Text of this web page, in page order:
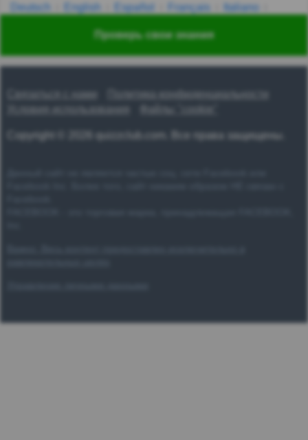
Проверь свои знания
Deutsch English Español Français
Italiano
Українська हिन्दी 한국어
Связаться с нами
Политика конфиденциальности
Условия использования
Файлы "cookie"
Copyright © 2026 quizzclub.com. Все права защищены.